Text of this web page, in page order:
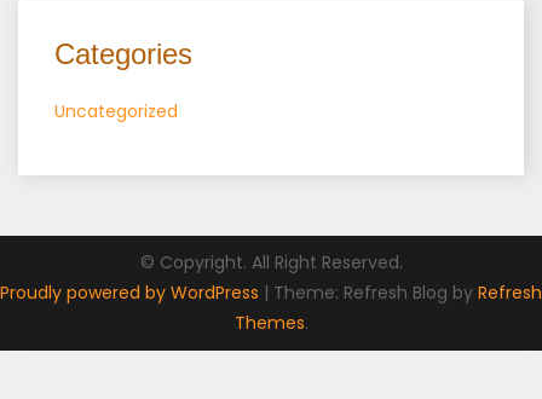
Categories
Uncategorized
© Copyright. All Right Reserved.
Proudly powered by WordPress | Theme: Refresh Blog by Refresh
Themes.